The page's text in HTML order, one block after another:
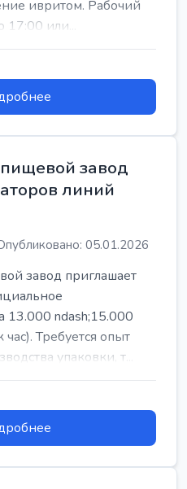
ивритом. Рабочий
или...
завод
линий
05.01.2026
завод приглашает
13.000 ndash;15.000
Требуется опыт
упаковки, т...